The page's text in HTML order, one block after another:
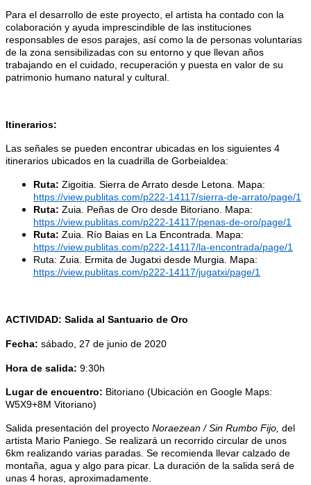
Para el desarrollo de este proyecto, el artista ha contado con la
colaboración y ayuda imprescindible de las instituciones
responsables de esos parajes, así como la de personas voluntarias
de la zona sensibilizadas con su entorno y que llevan años
trabajando en el cuidado, recuperación y puesta en valor de su
patrimonio humano natural y cultural.
Itinerarios:
Las señales se pueden encontrar ubicadas en los siguientes 4
itinerarios ubicados en la cuadrilla de Gorbeialdea:
Ruta: Zigoitia. Sierra de Arrato desde Letona. Mapa:
https://view.publitas.com/p222-14117/sierra-de-arrato/page/1
Ruta: Zuia. Peñas de Oro desde Bitoriano. Mapa:
https://view.publitas.com/p222-14117/penas-de-oro/page/1
Ruta: Zuia. Río Baias en La Encontrada. Mapa:
https://view.publitas.com/p222-14117/la-encontrada/page/1
Ruta: Zuia. Ermita de Jugatxi desde Murgia. Mapa:
https://view.publitas.com/p222-14117/jugatxi/page/1
ACTIVIDAD: Salida al Santuario de Oro
Fecha: sábado, 27 de junio de 2020
Hora de salida: 9:30h
Lugar de encuentro: Bitoriano (Ubicación en Google Maps:
W5X9+8M Vitoriano)
Salida presentación del proyecto Noraezean / Sin Rumbo Fijo, del
artista Mario Paniego. Se realizará un recorrido circular de unos
6km realizando varias paradas. Se recomienda llevar calzado de
montaña, agua y algo para picar. La duración de la salida será de
unas 4 horas, aproximadamente.